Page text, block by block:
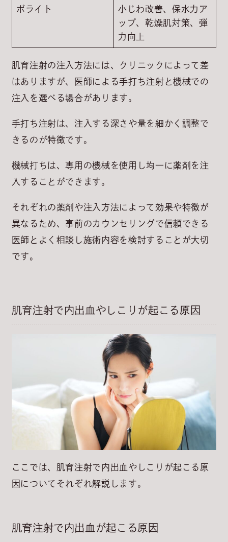
ボライト
小じわ改善、保水力ア
ップ、乾燥肌対策、弾
力向上
肌育注射の注入方法には、クリニックによって差
はありますが、医師による手打ち注射と機械での
注入を選べる場合があります。
手打ち注射は、注入する深さや量を細かく調整で
きるのが特徴です。
機械打ちは、専用の機械を使用し均一に薬剤を注
入することができます。
それぞれの薬剤や注入方法によって効果や特徴が
異なるため、事前のカウンセリングで信頼できる
医師とよく相談し施術内容を検討することが大切
です。
肌育注射で内出血やしこりが起こる原因
ここでは、肌育注射で内出血やしこりが起こる原
因についてそれぞれ解説します。
肌育注射で内出血が起こる原因